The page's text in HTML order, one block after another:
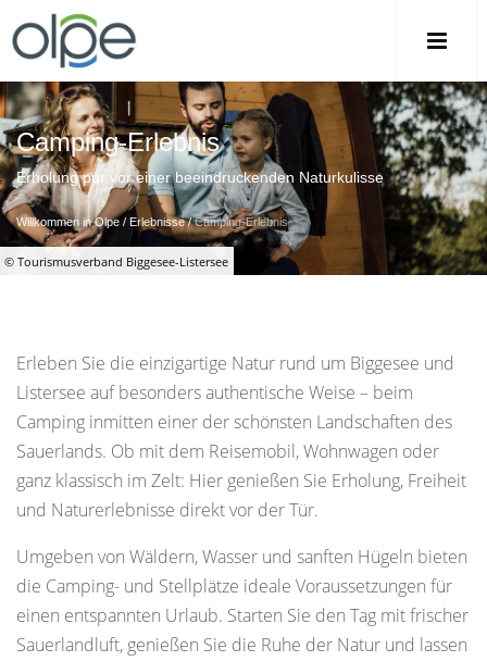
© Tourismusverband Biggesee-Listersee
Camping-Erlebnis
Erholung pur vor einer beeindruckenden Naturkulisse
Willkommen in Olpe / Erlebnisse/Camping-Erlebnis
Erleben Sie die einzigartige Natur rund um Biggesee und
Listersee auf besonders authentische Weise – beim
Camping inmitten einer der schönsten Landschaften des
Sauerlands. Ob mit dem Reisemobil, Wohnwagen oder
ganz klassisch im Zelt: Hier genießen Sie Erholung, Freiheit
und Naturerlebnisse direkt vor der Tür.
Umgeben von Wäldern, Wasser und sanften Hügeln bieten
die Camping- und Stellplätze ideale Voraussetzungen für
einen entspannten Urlaub. Starten Sie den Tag mit frischer
Sauerlandluft, genießen Sie die Ruhe der Natur und lassen